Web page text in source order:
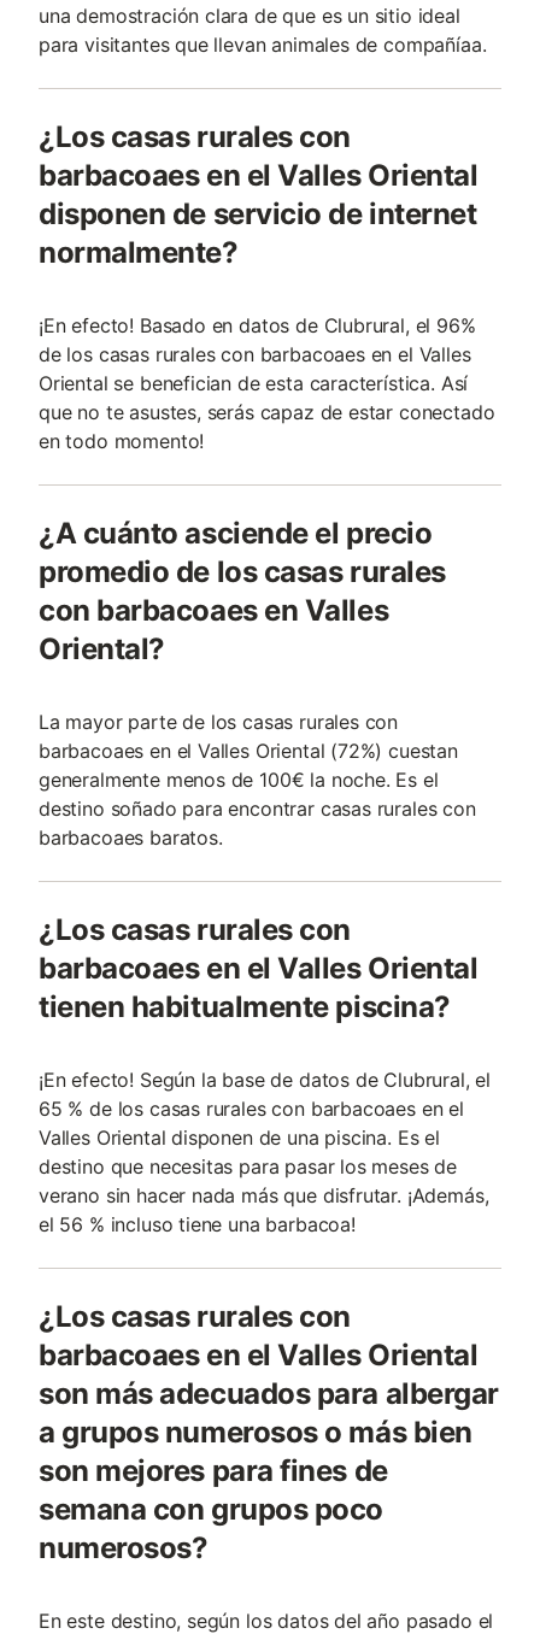
una demostración clara de que es un sitio ideal
para visitantes que llevan animales de compañía­a.
¿Los casas rurales con
barbacoaes en el Valles Oriental
disponen de servicio de internet
normalmente?
¡En efecto! Basado en datos de Clubrural, el 96%
de los casas rurales con barbacoaes en el Valles
Oriental se benefician de esta característica. Así
que no te asustes, serás capaz de estar conectado
en todo momento!
¿A cuánto asciende el precio
promedio de los casas rurales
con barbacoaes en Valles
Oriental?
La mayor parte de los casas rurales con
barbacoaes en el Valles Oriental (72%) cuestan
generalmente menos de 100€ la noche. Es el
destino soñado para encontrar casas rurales con
barbacoaes baratos.
¿Los casas rurales con
barbacoaes en el Valles Oriental
tienen habitualmente piscina?
¡En efecto! Según la base de datos de Clubrural, el
65 % de los casas rurales con barbacoaes en el
Valles Oriental disponen de una piscina. Es el
destino que necesitas para pasar los meses de
verano sin hacer nada más que disfrutar. ¡Además,
el 56 % incluso tiene una barbacoa!
¿Los casas rurales con
barbacoaes en el Valles Oriental
son más adecuados para albergar
a grupos numerosos o más bien
son mejores para fines de
semana con grupos poco
numerosos?
En este destino, según los datos del año pasado el